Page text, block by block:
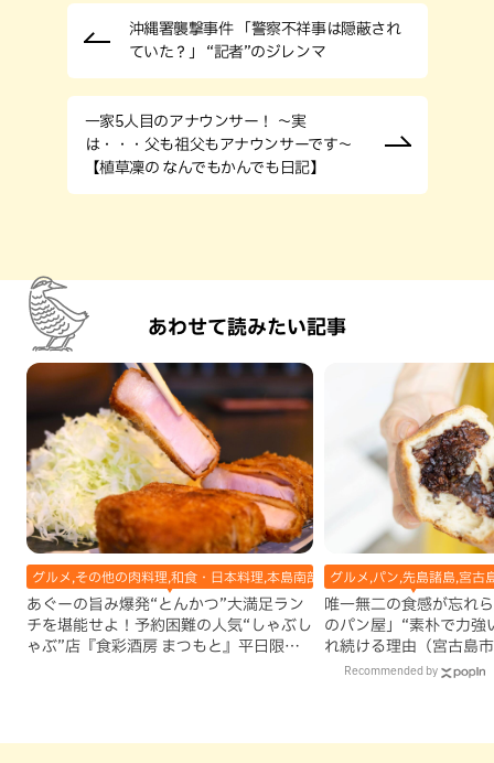
沖縄署襲撃事件 「警察不祥事は隠蔽され
ていた？」 “記者”のジレンマ
一家5人目のアナウンサー！ ～実
は・・・父も祖父もアナウンサーです～
【植草凜の なんでもかんでも日記】
あわせて読みたい記事
グルメ,その他の肉料理,和食・日本料理,本島南部,那覇市
あぐーの旨み爆発“とんかつ”大満足ラン
チを堪能せよ！予約困難の人気“しゃぶし
ゃぶ”店『食彩酒房 まつもと』平日限定
グルメ,パン,先島諸島,宮古
唯一無二の食感が忘れ
のパン屋」“素朴で力強
れ続ける理由（宮古島
Recommended by